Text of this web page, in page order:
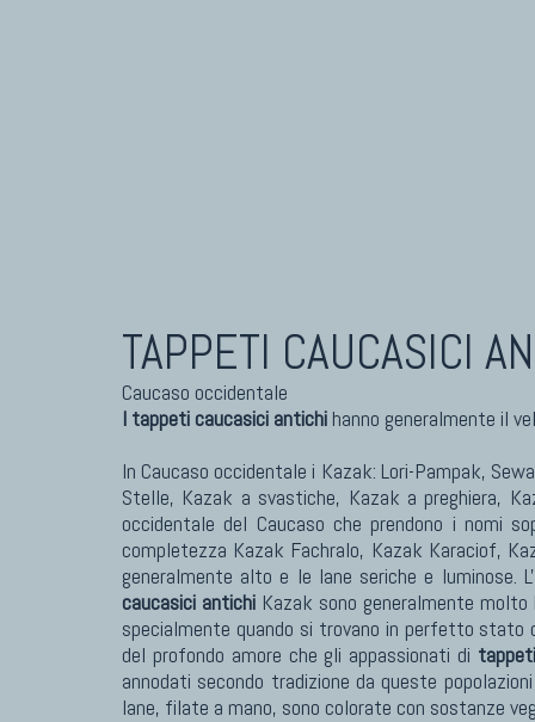
TAPPETI CAUCASICI
Caucaso occidentale
I tappeti caucasici antichi hanno generalmente il
In Caucaso occidentale i Kazak: Lori-Pampak,
Stelle, Kazak a svastiche, Kazak a preghiera,
occidentale del Caucaso che prendono i nomi
completezza Kazak Fachralo, Kazak Karaciof,
generalmente alto e le lane seriche e luminose.
caucasici antichiKazak sono generalmente molto
specialmente quando si trovano in perfetto stato
del profondo amore che gli appassionati di
annodati secondo tradizione da queste
lane, filate a mano, sono colorate con sostanze